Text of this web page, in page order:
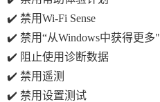
✔️ 禁用Wi-Fi Sense
✔️ 禁用“从Windows中获得更多"
✔️ 阻止使用诊断数据
✔️ 禁用遥测
✔️ 禁用设置测试